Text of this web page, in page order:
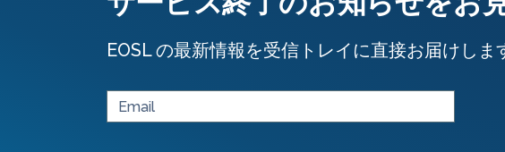
EOSL の最新情報を受信トレイに直接お届けしま